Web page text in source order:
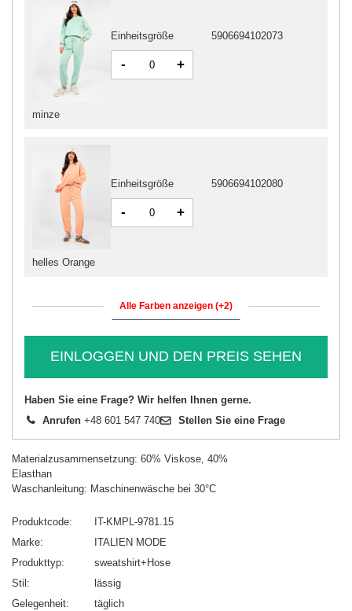
minze
Einheitsgröße 5906694102073
- +
helles Orange
Einheitsgröße 5906694102080
- +
Alle Farben anzeigen (+2)
EINLOGGEN UND DEN PREIS SEHEN
Haben Sie eine Frage? Wir helfen Ihnen gerne.
Anrufen +48 601 547 740 Stellen Sie eine Frage
Materialzusammensetzung: 60% Viskose, 40%
Elasthan
Waschanleitung: Maschinenwäsche bei 30°C
Produktcode
IT-KMPL-9781.15
Marke
ITALIEN MODE
Produkttyp
sweatshirt+Hose
Stil
lässig
Gelegenheit
täglich